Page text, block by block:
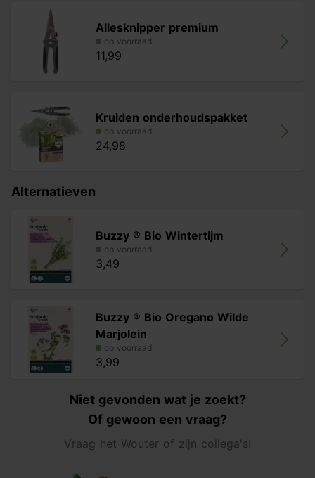
Allesknipper premium
op voorraad
11,99
Kruiden onderhoudspakket
op voorraad
24,98
Alternatieven
Buzzy ® Bio Wintertijm
op voorraad
3,49
Buzzy ® Bio Oregano Wilde
Marjolein
op voorraad
3,99
Niet gevonden wat je zoekt?
Of gewoon een vraag?
Vraag het Wouter of zijn collega's!